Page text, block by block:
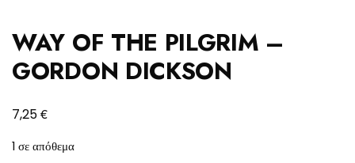
WAY OF THE PILGRIM –
GORDON DICKSON
7,25€
1 σε απόθεμα